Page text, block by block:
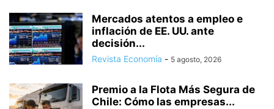
Mercados atentos a empleo e
inflación de EE. UU. ante
decisión...
Revista Economía - 5 agosto, 2026
Premio a la Flota Más Segura de
Chile: Cómo las empresas...